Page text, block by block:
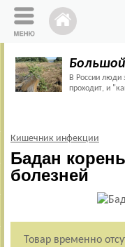
В России люди
проходит, и
Кишечник инфекции
Бадан
болезней
Товар временно